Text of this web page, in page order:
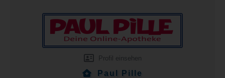
Profil einsehen
Paul Pille